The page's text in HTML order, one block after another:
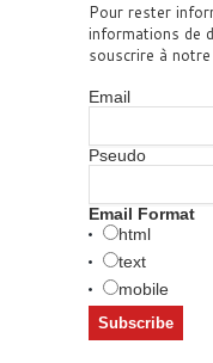
Pour rester
informations de
souscrire à notre
Email
Pseudo
Email Format
html
text
mobile